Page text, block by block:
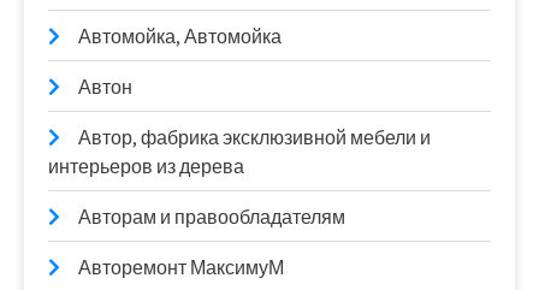
Автомойка, Автомойка
Автон
Автор, фабрика эксклюзивной мебели и
интерьеров из дерева
Авторам и правообладателям
Авторемонт МаксимуМ